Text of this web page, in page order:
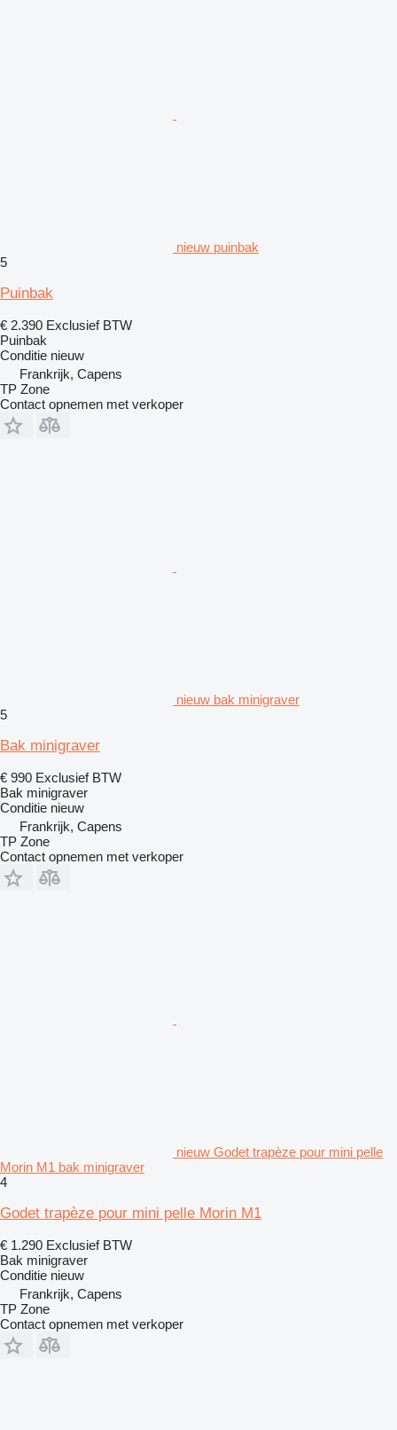
nieuw puinbak
5
Puinbak
€ 2.390 Exclusief BTW
Puinbak
Conditie nieuw
Frankrijk, Capens
TP Zone
Contact opnemen met verkoper
nieuw bak minigraver
5
Bak minigraver
€ 990 Exclusief BTW
Bak minigraver
Conditie nieuw
Frankrijk, Capens
TP Zone
Contact opnemen met verkoper
nieuw Godet trapèze pour mini pelle
Morin M1 bak minigraver
4
Godet trapèze pour mini pelle Morin M1
€ 1.290 Exclusief BTW
Bak minigraver
Conditie nieuw
Frankrijk, Capens
TP Zone
Contact opnemen met verkoper